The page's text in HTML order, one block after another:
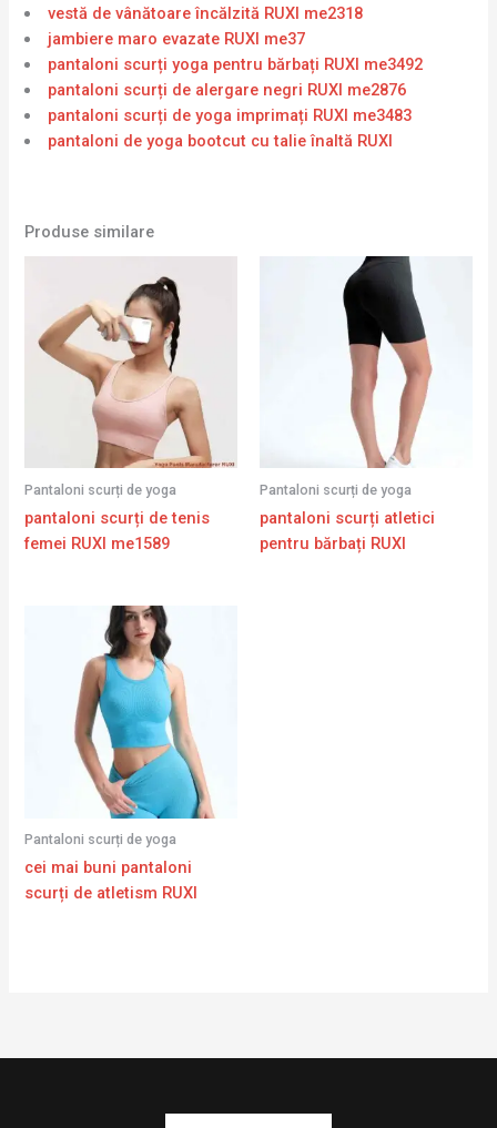
vestă de vânătoare încălzită RUXI me2318
jambiere maro evazate RUXI me37
pantaloni scurți yoga pentru bărbați RUXI me3492
pantaloni scurți de alergare negri RUXI me2876
pantaloni scurți de yoga imprimați RUXI me3483
pantaloni de yoga bootcut cu talie înaltă RUXI
Produse similare
Pantaloni scurți de yoga
pantaloni scurți de tenis
femei RUXI me1589
Pantaloni scurți de yoga
pantaloni scurți atletici
pentru bărbați RUXI
Pantaloni scurți de yoga
cei mai buni pantaloni
scurți de atletism RUXI